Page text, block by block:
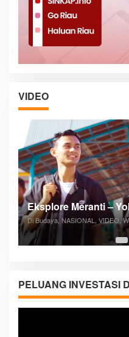
VIDEO
Posyandu Melayani
Di ADVERTORIAL, Kesehatan,
PELUANG INVESTASI